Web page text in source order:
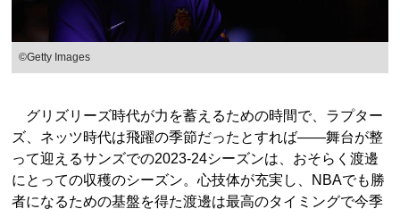
©︎Getty Images
グリズリーズ時代が力を蓄えるための時間で、ラプター
ズ、ネッツ時代は飛躍の季節だったとすれば――舞台が整
って迎えるサンズでの2023-24シーズンは、おそらく渡邊
にとっての収穫のシーズン。心技体が充実し、NBAでも勝
者になるための基盤を得た渡邊は最高のタイミングで今季